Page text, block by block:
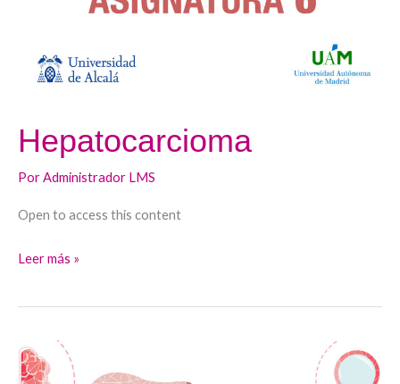
Hepatocarcioma
PorAdministrador LMS
Open to access this content
Leer más »
Enfermedad
Hepática